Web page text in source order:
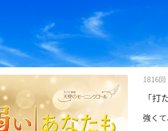
1816回
「
強く